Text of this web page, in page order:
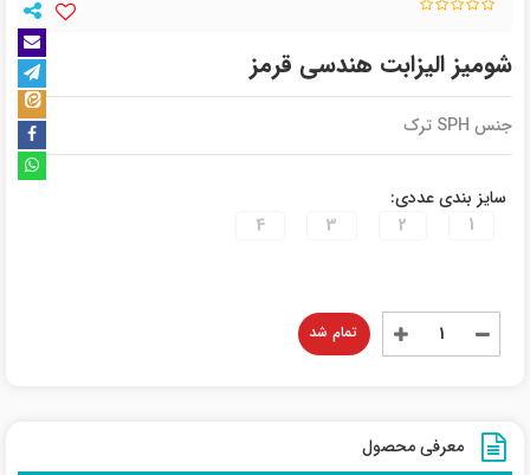
شومیز الیزابت هندسی قرمز
جنس SPH ترک
سایز بندی عددی:
1
2
3
4
تمام شد
معرفی محصول